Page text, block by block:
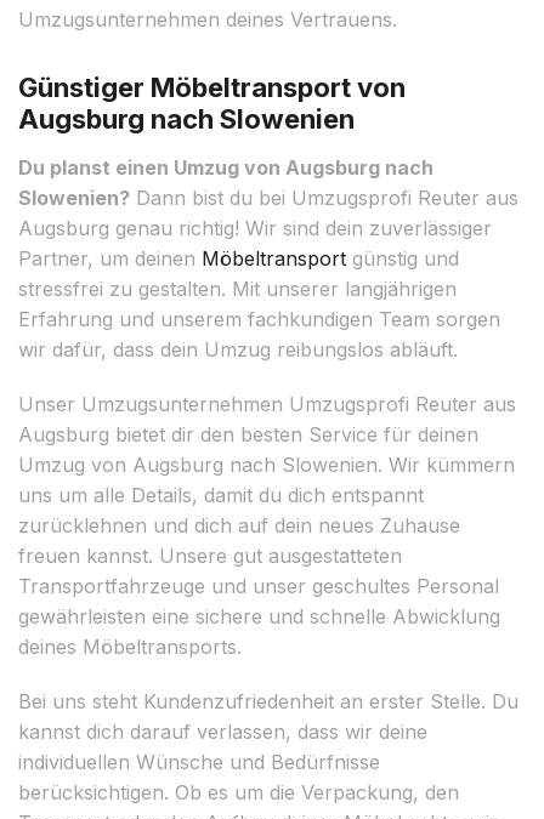
Umzugsunternehmen deines Vertrauens.
Günstiger Möbeltransport von
Augsburg nach Slowenien
Du planst einen Umzug von Augsburg nach
Slowenien? Dann bist du bei Umzugsprofi Reuter aus
Augsburg genau richtig! Wir sind dein zuverlässiger
Partner, um deinen Möbeltransport günstig und
stressfrei zu gestalten. Mit unserer langjährigen
Erfahrung und unserem fachkundigen Team sorgen
wir dafür, dass dein Umzug reibungslos abläuft.
Unser Umzugsunternehmen Umzugsprofi Reuter aus
Augsburg bietet dir den besten Service für deinen
Umzug von Augsburg nach Slowenien. Wir kümmern
uns um alle Details, damit du dich entspannt
zurücklehnen und dich auf dein neues Zuhause
freuen kannst. Unsere gut ausgestatteten
Transportfahrzeuge und unser geschultes Personal
gewährleisten eine sichere und schnelle Abwicklung
deines Möbeltransports.
Bei uns steht Kundenzufriedenheit an erster Stelle. Du
kannst dich darauf verlassen, dass wir deine
individuellen Wünsche und Bedürfnisse
berücksichtigen. Ob es um die Verpackung, den